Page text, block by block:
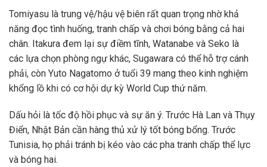
Tomiyasu là trung vệ/hậu vệ biên rất quan trọng nhờ khả
năng đọc tình huống, tranh chấp và chơi bóng bằng cả hai
chân. Itakura đem lại sự điềm tĩnh, Watanabe và Seko là
các lựa chọn phòng ngự khác, Sugawara có thể hỗ trợ cánh
phải, còn Yuto Nagatomo ở tuổi 39 mang theo kinh nghiệm
khổng lồ khi có cơ hội dự kỳ World Cup thứ năm.
Dấu hỏi là tốc độ hồi phục và sự ăn ý. Trước Hà Lan và Thụy
Điển, Nhật Bản cần hàng thủ xử lý tốt bóng bổng. Trước
Tunisia, họ phải tránh bị kéo vào các pha tranh chấp thể lực
và bóng hai.